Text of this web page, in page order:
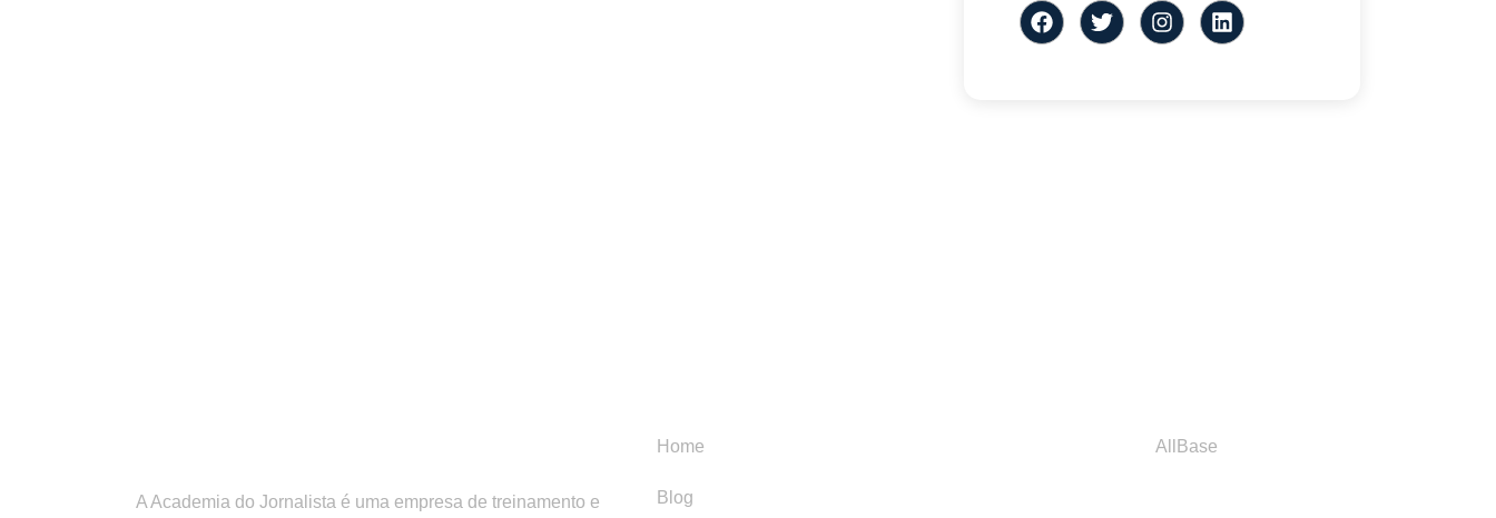
A Academia do Jornalista é uma empresa de treinamento e
Home
Blog
AllBase